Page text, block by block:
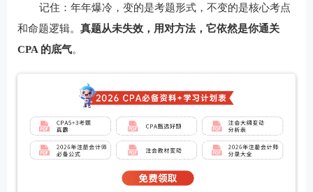
记住：年年爆冷，变的是考题形式，不变的是核心考点
和命题逻辑。 真题从未失效，用对方法，它依然是你通关
CPA 的底气。